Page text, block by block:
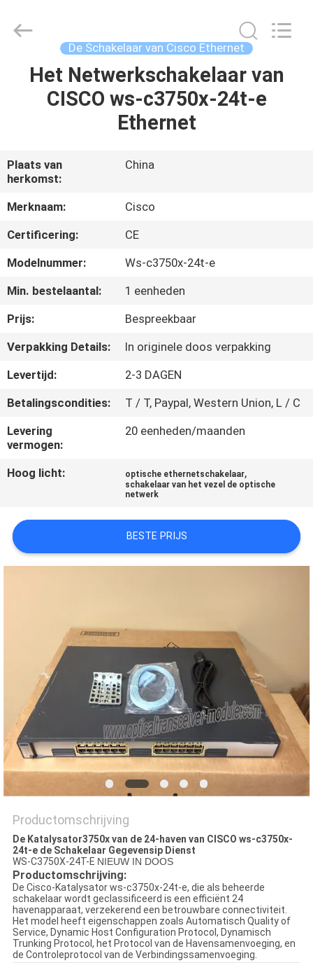
HUIS
VIDEO'S
OVER
ONS
KWALITEITSCONTROLE
NEEM
MET
ONS
GEVALLEN
PRIVACYBELEID
Ltd..
De Schakelaar van Cisco Ethernet
Het Netwerkschakelaar van
CISCO ws-c3750x-24t-e
Ethernet
Plaats van
herkomst:
China
Merknaam:
Cisco
Certificering:
CE
Modelnummer:
Ws-c3750x-24t-e
Min. bestelaantal:
1 eenheden
Prijs:
Bespreekbaar
Verpakking Details:
In originele doos verpakking
Levertijd:
2-3 DAGEN
Betalingscondities:
T / T, Paypal, Western Union, L / C
Levering
vermogen:
20 eenheden/maanden
Hoog licht: optische ethernetschakelaar,
schakelaar van het vezel de optische
netwerk
BESTE PRIJS
Productomschrijving
De Katalysator3750x van de 24-haven van CISCO ws-c3750x-
24t-e de Schakelaar Gegevensip Dienst
WS-C3750X-24T-E NIEUW IN DOOS
Productomschrijving:
De Cisco-Katalysator ws-c3750x-24t-e, die als beheerde
schakelaar wordt geclassificeerd is een efficiënt 24
havenapparaat, verzekerend een betrouwbare connectiviteit.
Het model heeft eigenschappen zoals Automatisch Quality of
Service, Dynamic Host Configuration Protocol, Dynamisch
Trunking Protocol, het Protocol van de Havensamenvoeging, en
de Controleprotocol van de Verbindingssamenvoeging.